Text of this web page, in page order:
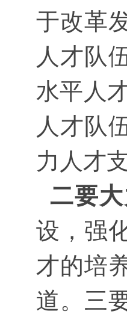
于改革
人才队
水平人
人才队
力人才
二要
设，强
才的培
道。三